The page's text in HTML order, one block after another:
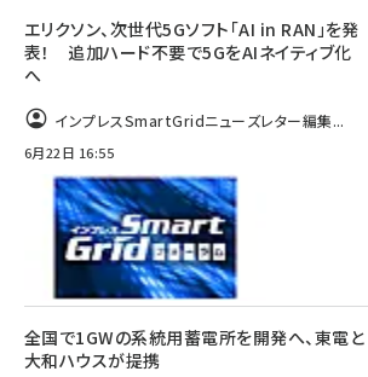
エリクソン、次世代5Gソフト「AI in RAN」を発
表！ 追加ハード不要で5GをAIネイティブ化
へ
インプレスSmartGridニューズレター編集...
6月22日 16:55
全国で1GWの系統用蓄電所を開発へ、東電と
大和ハウスが提携